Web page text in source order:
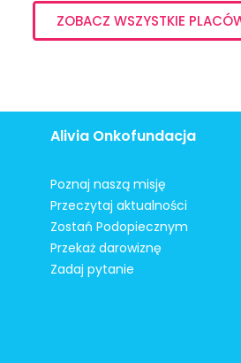
ZOBACZ WSZYSTKIE
Alivia Onkofundacja
Poznaj naszą misję
Przeczytaj aktualności
Zostań Podopiecznym
Przekaż darowiznę
Zadaj pytanie